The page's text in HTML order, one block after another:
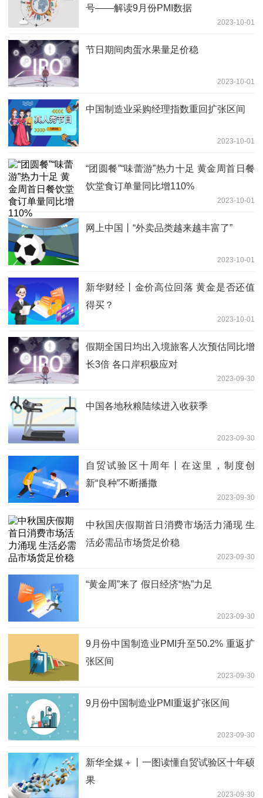
号——解读9月份PMI数据
2023-10-01
节日期间肉蛋水果量足价稳
2023-10-01
中国制造业采购经理指数重回扩张区间
2023-10-01
“团圆餐”“味蕾游”热力十足 黄金周首日餐
饮堂食订单量同比增110%
2023-10-01
网上中国丨“外卖品类越来越丰富了”
2023-10-01
新华财经丨金价高位回落 黄金是否还值
得买？
2023-10-01
假期全国日均出入境旅客人次预估同比增
长3倍 各口岸积极应对
2023-09-30
中国各地秋粮陆续进入收获季
2023-09-30
自贸试验区十周年丨在这里，制度创
新“良种”不断播撒
2023-09-30
中秋国庆假期首日消费市场活力涌现 生
活必需品市场货足价稳
2023-09-30
“黄金周”来了 假日经济“热”力足
2023-09-30
9月份中国制造业PMI升至50.2% 重返扩
张区间
2023-09-30
9月份中国制造业PMI重返扩张区间
2023-09-30
新华全媒＋丨一图读懂自贸试验区十年硕
果
2023-09-30